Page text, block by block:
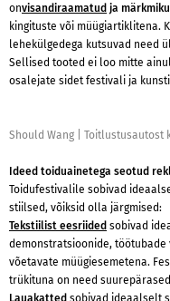
onvisandiraamatud ja
kingituste või müügiartiklitena.
lehekülgedega kutsuvad need
Sellised tooted ei loo mitte
osalejate sidet festivali ja
Should Wang Toitlustusautost
Ideed toiduainetega seotud
Toidufestivalile sobivad
stiilsed, võiksid olla järgmised:
Tekstiilist eesriided sobivad
demonstratsioonide,
võetavate müügiesemetena.
trükituna on need
Lauakatted sobivad ideaalselt